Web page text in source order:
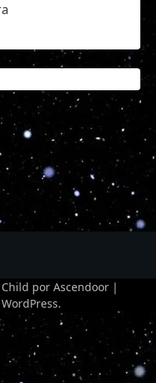
Child por Ascendoor |
WordPress.